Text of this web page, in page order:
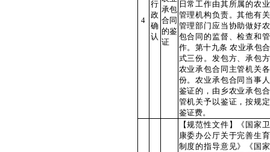
4
行
政
确
认
承包
合同
的鉴
证
日常工作由其所属的农
管理机构负责。其他有
管理部门应当协助做好
包合同的监督、检查和
作。第十九条 农业承包
式三份。发包方、承包
农业承包合同主管机关
份。农业承包合同当事
鉴证的，由乡农业承包
管机关予以鉴证，按规
鉴证费。
【规范性文件】《国家
康委办公厅关于完善生
制度的指导意见》《国